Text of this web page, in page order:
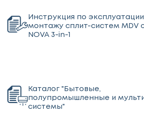
Инструкция по
монтажу сплит-систем MDV
NOVA 3-in-1
Каталог "Бытовые,
полупромышленные и
системы"